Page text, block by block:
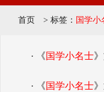
首页 > 标签： 国学小
· 《国学小名士
· 《国学小名士